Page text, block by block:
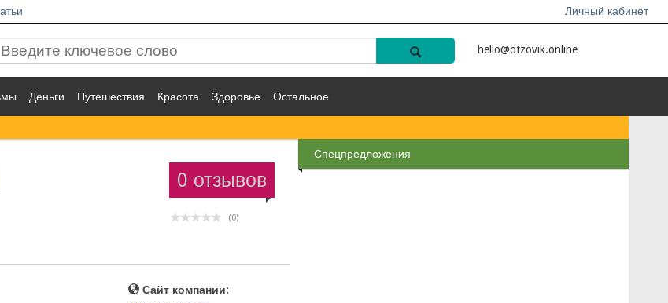
Личный кабинет
hello@otzovik.online
Деньги Путешествия Красота Здоровье Остальное
0 отзывов
(0)
Сайт компании:
Спецпредложения